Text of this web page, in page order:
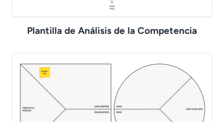
Plantilla de Análisis de la Competencia